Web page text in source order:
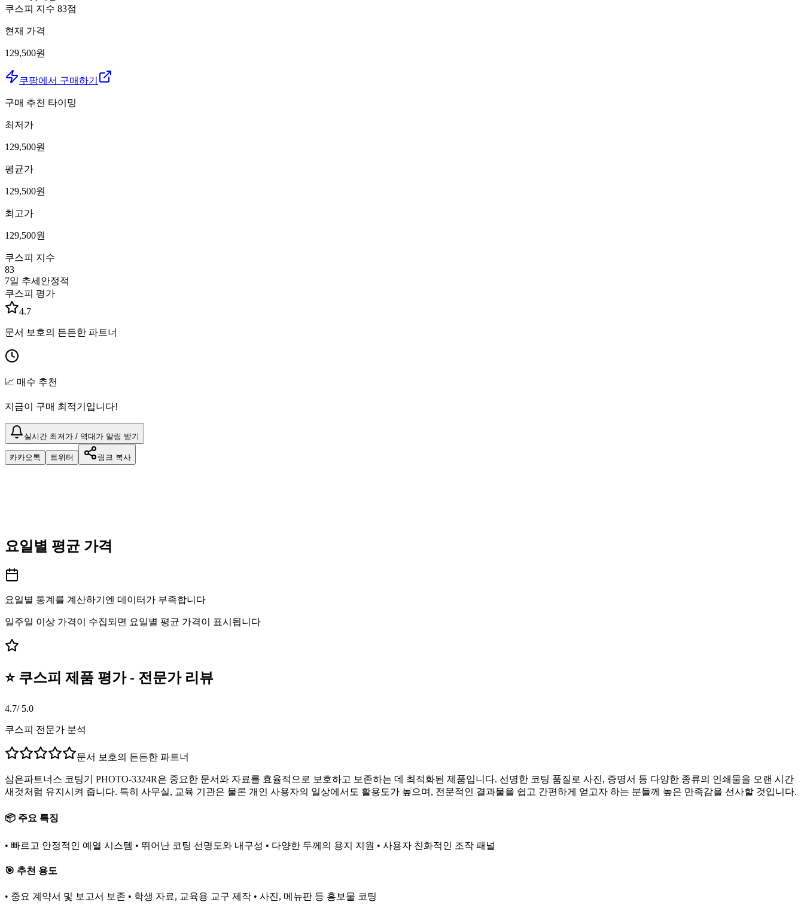
쿠스피 지수 83점
현재 가격
129,500원
쿠팡에서 구매하기
구매 추천 타이밍
최저가
129,500원
평균가
129,500원
최고가
129,500원
쿠스피 지수
83
7일 추세 안정적
쿠스피 평가
4.7
문서 보호의 든든한 파트너
📈 매수 추천
지금이 구매 최적기입니다!
실시간 최저가 / 역대가 알림 받기
카카오톡 트위터 링크 복사
요일별 평균 가격
요일별 통계를 계산하기엔 데이터가 부족합니다
일주일 이상 가격이 수집되면 요일별 평균 가격이 표시됩니다
⭐ 쿠스피 제품 평가 - 전문가 리뷰
4.7/ 5.0
쿠스피 전문가 분석
문서 보호의 든든한 파트너
삼은파트너스 코팅기 PHOTO-3324R은 중요한 문서와 자료를 효율적으로 보호하고 보존하는 데 최적화된 제품입니다. 선명한 코팅 품질로 사진, 증명서 등 다양한 종류의 인쇄물을 오랜 시간
새것처럼 유지시켜 줍니다. 특히 사무실, 교육 기관은 물론 개인 사용자의 일상에서도 활용도가 높으며, 전문적인 결과물을 쉽고 간편하게 얻고자 하는 분들께 높은 만족감을 선사할 것입니다.
📦 주요 특징
• 빠르고 안정적인 예열 시스템 • 뛰어난 코팅 선명도와 내구성 • 다양한 두께의 용지 지원 • 사용자 친화적인 조작 패널
🎯 추천 용도
• 중요 계약서 및 보고서 보존 • 학생 자료, 교육용 교구 제작 • 사진, 메뉴판 등 홍보물 코팅